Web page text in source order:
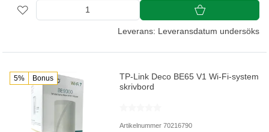
Leverans: Leveransdatum undersöks
5% Bonus
TP-Link Deco BE65 V1 Wi-Fi-system
skrivbord
Artikelnummer 70216790